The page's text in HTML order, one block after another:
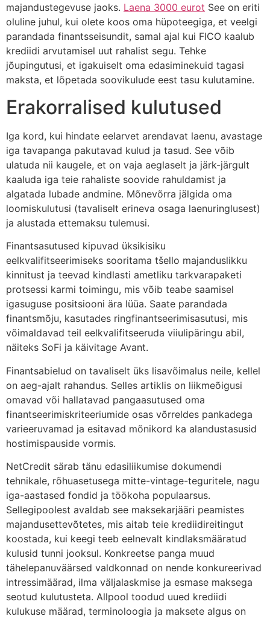
majandustegevuse jaoks. Laena 3000 eurot See on eriti
oluline juhul, kui olete koos oma hüpoteegiga, et veelgi
parandada finantsseisundit, samal ajal kui FICO kaalub
krediidi arvutamisel uut rahalist segu. Tehke
jõupingutusi, et igakuiselt oma edasiminekuid tagasi
maksta, et lõpetada soovikulude eest tasu kulutamine.
Erakorralised kulutused
Iga kord, kui hindate eelarvet arendavat laenu, avastage
iga tavapanga pakutavad kulud ja tasud. See võib
ulatuda nii kaugele, et on vaja aeglaselt ja järk-järgult
kaaluda iga teie rahaliste soovide rahuldamist ja
algatada lubade andmine. Mõnevõrra jälgida oma
loomiskulutusi (tavaliselt erineva osaga laenuringlusest)
ja alustada ettemaksu tulemusi.
Finantsasutused kipuvad üksikisiku
eelkvalifitseerimiseks sooritama tšello majanduslikku
kinnitust ja teevad kindlasti ametliku tarkvarapaketi
protsessi karmi toimingu, mis võib teabe saamisel
igasuguse positsiooni ära lüüa. Saate parandada
finantsmõju, kasutades ringfinantseerimisasutusi, mis
võimaldavad teil eelkvalifitseeruda viiulipäringu abil,
näiteks SoFi ja käivitage Avant.
Finantsabielud on tavaliselt üks lisavõimalus neile, kellel
on aeg-ajalt rahandus. Selles artiklis on liikmeõigusi
omavad või hallatavad pangaasutused oma
finantseerimiskriteeriumide osas võrreldes pankadega
varieeruvamad ja esitavad mõnikord ka alandustasusid
hostimispauside vormis.
NetCredit särab tänu edasiliikumise dokumendi
tehnikale, rõhuasetusega mitte-vintage-teguritele, nagu
iga-aastased fondid ja töökoha populaarsus.
Sellegipoolest avaldab see maksekarjääri peamistes
majandusettevõtetes, mis aitab teie krediidireitingut
koostada, kui keegi teeb eelnevalt kindlaksmääratud
kulusid tunni jooksul. Konkreetse panga muud
tähelepanuväärsed valdkonnad on nende konkureerivad
intressimäärad, ilma väljalaskmise ja esmase maksega
seotud kulutusteta. Allpool toodud uued krediidi
kulukuse määrad, terminoloogia ja maksete algus on